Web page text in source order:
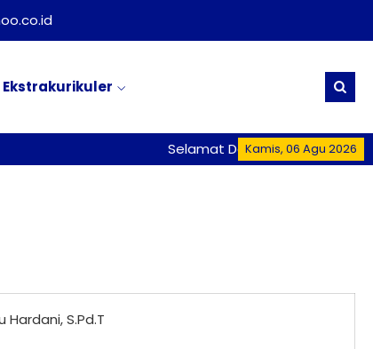
Ekstrakurikuler
Kamis, 06 Agu 2026
Selamat Datang di Website
Hardani, S.Pd.T